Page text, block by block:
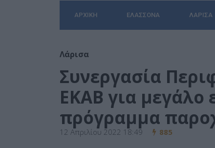
ΑΡΧΙΚΉ ΕΛΑΣΣΌΝΑ ΛΆΡΙΣΑ
Λάρισα
Συνεργασία
ΕΚΑΒ για μεγάλο
πρόγραμμα
12 Απριλίου 2022 18:49 885